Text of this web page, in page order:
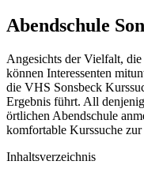
Abendschule
Angesichts der Vielfalt,
können Interessenten
die VHS Sonsbeck
Ergebnis führt. All
örtlichen Abendschule
komfortable Kurssuche
Inhaltsverzeichnis